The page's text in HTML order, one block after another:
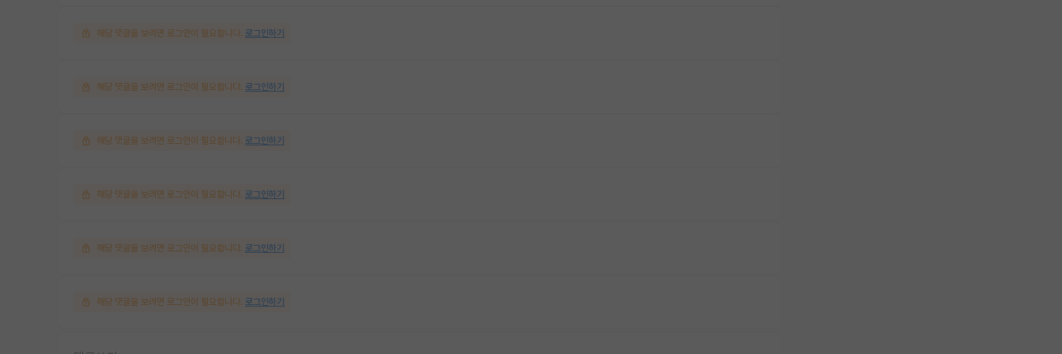
해당 댓글을 보려면 로그인이 필요합니다. 로그인하기
해당 댓글을 보려면 로그인이 필요합니다. 로그인하기
해당 댓글을 보려면 로그인이 필요합니다. 로그인하기
해당 댓글을 보려면 로그인이 필요합니다. 로그인하기
해당 댓글을 보려면 로그인이 필요합니다. 로그인하기
해당 댓글을 보려면 로그인이 필요합니다. 로그인하기